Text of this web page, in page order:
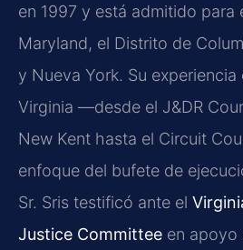
en 1997 y está admitido para
Maryland, el Distrito de
y Nueva York. Su
Virginia —desde el J&DR
New Kent hasta el Circuit
enfoque del bufete de
Sr. Sris testificó ante el
Justice Committee en apoyo